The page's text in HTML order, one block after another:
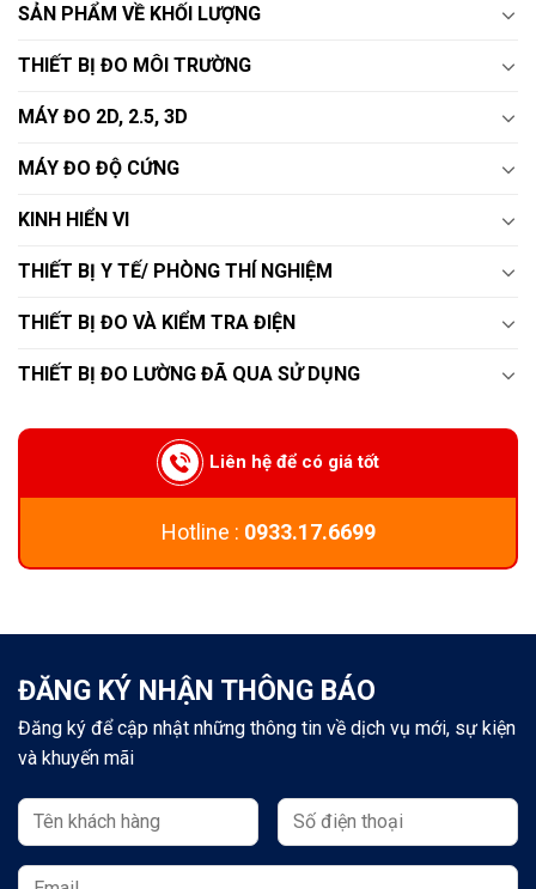
SẢN PHẨM VỀ KHỐI LƯỢNG
THIẾT BỊ ĐO MÔI TRƯỜNG
MÁY ĐO 2D, 2.5, 3D
MÁY ĐO ĐỘ CỨNG
KINH HIỂN VI
THIẾT BỊ Y TẾ/ PHÒNG THÍ NGHIỆM
THIẾT BỊ ĐO VÀ KIỂM TRA ĐIỆN
THIẾT BỊ ĐO LƯỜNG ĐÃ QUA SỬ DỤNG
Liên hệ để có giá tốt
Hotline : 0933.17.6699
ĐĂNG KÝ NHẬN THÔNG BÁO
Đăng ký để cập nhật những thông tin về dịch vụ mới, sự kiện
và khuyến mãi